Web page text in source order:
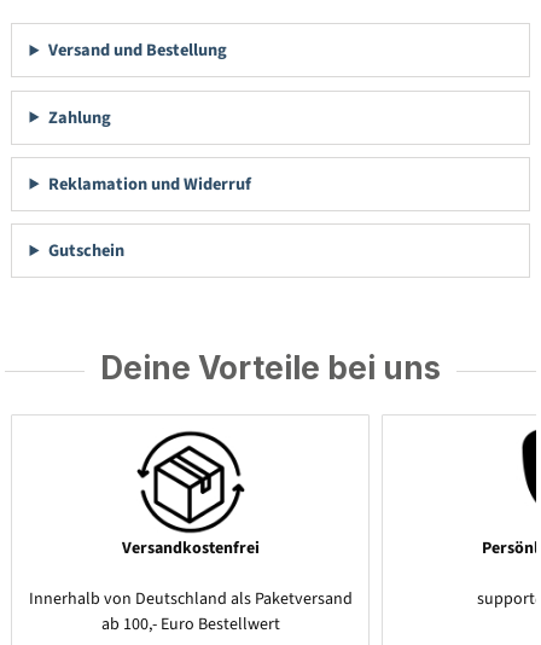
Versand und Bestellung
Zahlung
Reklamation und Widerruf
Gutschein
Deine Vorteile bei uns
Versandkostenfrei
Innerhalb von Deutschland als Paketversand
ab 100,- Euro Bestellwert